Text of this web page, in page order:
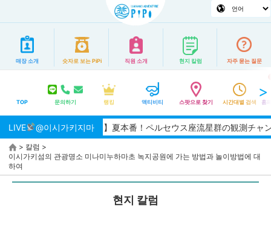
매장 소개 숫자로 보는 PiPi 직원 소개 현지 칼럼 자주 묻는 질문
TOP 문의하기 랭킹 액티비티 스팟으로 찾기 시간대별 검색 홈
LIVE @이시가키지마
【2026/8月】夏本番！ペルセウス座流星群の観測チャンス★
> 칼럼 >
이시가키섬의 관광명소 미나미누하마초 녹지공원에 가는 방법과 놀이방법에 대
하여
현지 칼럼